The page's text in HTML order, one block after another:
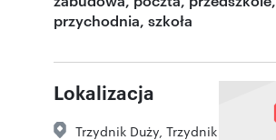
przychodnia, szkoła
Lokalizacja
Trzydnik Duży Trzydnik